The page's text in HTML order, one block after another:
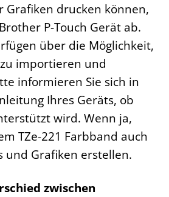
Grafiken drucken können,
P-Touch Gerät ab.
über die Möglichkeit,
importieren und
informieren Sie sich in
Ihres Geräts, ob
wird. Wenn ja,
TZe-221 Farbband auch
und Grafiken erstellen.
zwischen